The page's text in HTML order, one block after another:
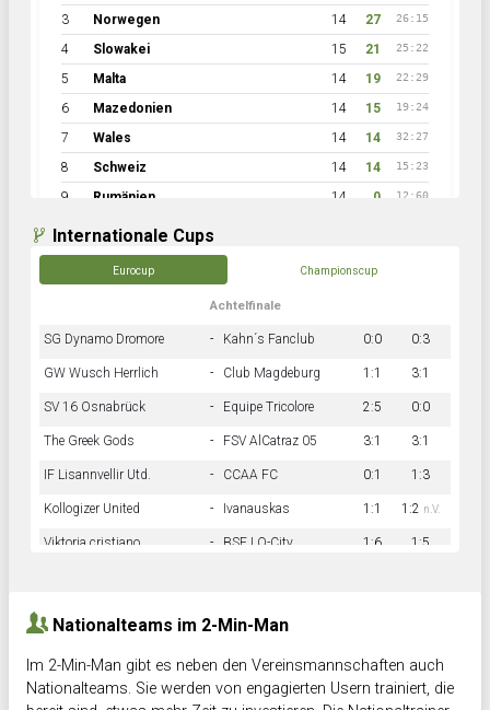
3 Norwegen 14 27 26:15
4 Slowakei 15 21 25:22
5 Malta 14 19 22:29
6 Mazedonien 14 15 19:24
7 Wales 14 14 32:27
8 Schweiz 14 14 15:23
9 Rumänien 14 0 12:60
Internationale Cups
Eurocup Championscup
Achtelfinale
SG Dynamo Dromore - Kahn´s Fanclub 0:0 0:3
GW Wusch Herrlich - Club Magdeburg 1:1 3:1
SV 16 Osnabrück - Equipe Tricolore 2:5 0:0
The Greek Gods - FSV AlCatraz 05 3:1 3:1
IF Lisannvellir Utd. - CCAA FC 0:1 1:3
Kollogizer United - Ivanauskas 1:1 1:2 n.V.
Viktoria cristiano - BSF LO-City 1:6 1:5
Nationalteams im 2-Min-Man
Im 2-Min-Man gibt es neben den Vereinsmannschaften auch
Nationalteams. Sie werden von engagierten Usern trainiert, die